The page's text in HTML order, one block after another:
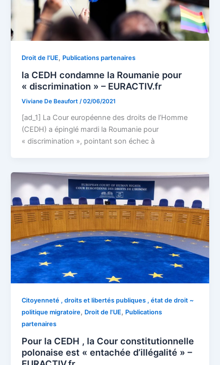
Droit de l'UE, Publications partenaires
la CEDH condamne la Roumanie pour
« discrimination » – EURACTIV.fr
Viviane De Beaufort /02/06/2021
[ad_1] La Cour européenne des droits de l’Homme
(CEDH) a épinglé mardi la Roumanie pour
« discrimination », pointant son échec à
Citoyenneté , droits et libertés publiques , état de droit ~
politique migratoire, Droit de l'UE, Publications
partenaires
Pour la CEDH , la Cour constitutionnelle
polonaise est « entachée d’illégalité » –